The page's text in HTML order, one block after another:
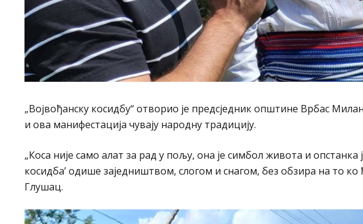
„Војвођанску косидбу“ отворио је предсједник општине Врбас
и ова манифестација чувају народну традицију.
„Коса није само алат за рад у пољу, она је симбол живота и опстанка
косидба’ одише заједништвом, слогом и снагом, без обзира на то
Глушац.